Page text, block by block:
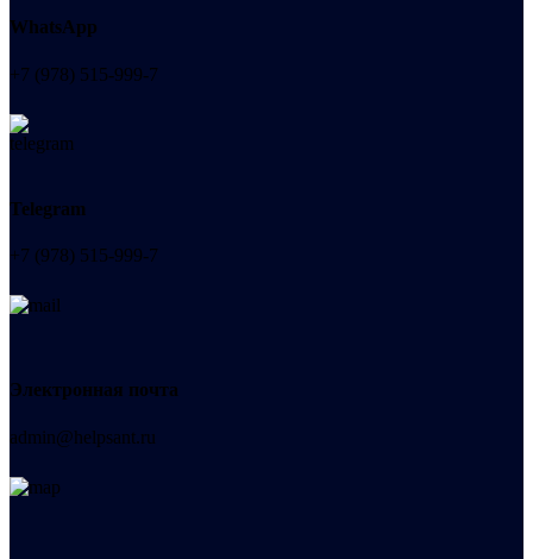
WhatsApp
+7 (978) 515-999-7
Telegram
+7 (978) 515-999-7
Электронная почта
admin@helpsant.ru